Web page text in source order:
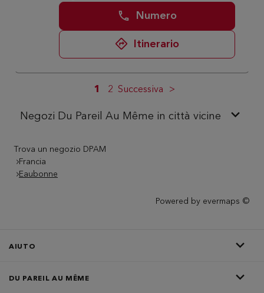
Numero
Itinerario
1 2 Successiva
Negozi Du Pareil Au Même in città vicine
Trova un negozio DPAM
Francia
Eaubonne
Powered by evermaps ©
AIUTO
DU PAREIL AU MÊME